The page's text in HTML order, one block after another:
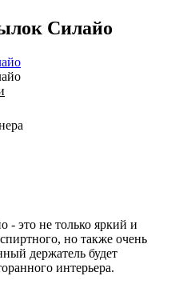
Силайо
- это не только яркий и
но также очень
держатель будет
интерьера.